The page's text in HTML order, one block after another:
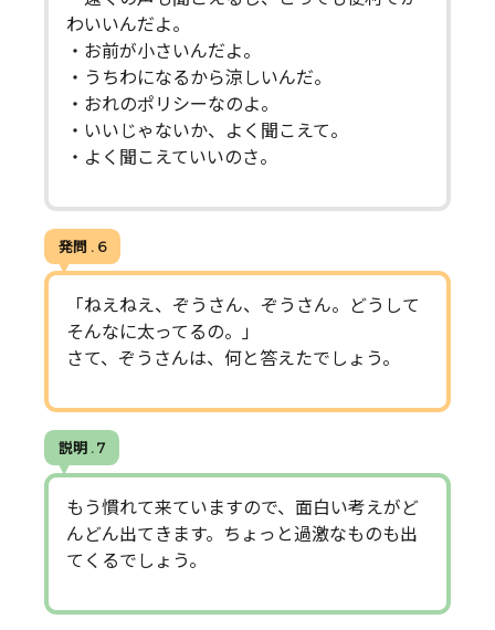
わいいんだよ。
・お前が小さいんだよ。
・うちわになるから涼しいんだ。
・おれのポリシーなのよ。
・いいじゃないか、よく聞こえて。
・よく聞こえていいのさ。
発問 . 6
「ねえねえ、ぞうさん、ぞうさん。どうして
そんなに太ってるの。」
さて、ぞうさんは、何と答えたでしょう。
説明 . 7
もう慣れて来ていますので、面白い考えがど
んどん出てきます。ちょっと過激なものも出
てくるでしょう。